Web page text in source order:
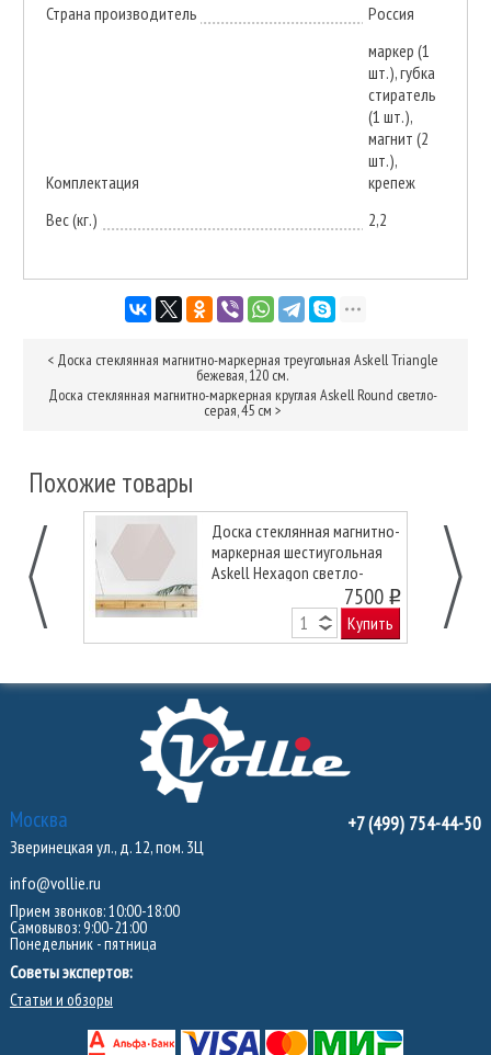
Страна производитель
Россия
Комплектация
маркер (1
шт.), губка
стиратель
(1 шт.),
магнит (2
шт.),
крепеж
Вес (кг.)
2,2
< Доска стеклянная магнитно-маркерная треугольная Askell Triangle
бежевая, 120 см.
Доска стеклянная магнитно-маркерная круглая Askell Round светло-
серая, 45 см >
Похожие товары
Доска стеклянная магнитно-
маркерная шестиугольная
Askell Hexagon светло-
7500 o
Купить
Москва
Зверинецкая ул., д. 12, пом. 3Ц
info@vollie.ru
Прием звонков: 10:00-18:00
Самовывоз: 9:00-21:00
Понедельник - пятница
Советы экспертов:
Статьи и обзоры
+7 (499) 754-44-50